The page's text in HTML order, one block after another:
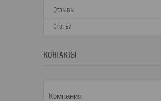
Отзывы
Статьи
КОНТАКТЫ